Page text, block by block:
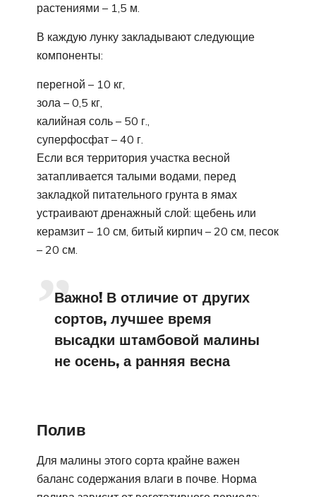
растениями – 1,5 м.
В каждую лунку закладывают следующие
компоненты:
перегной – 10 кг,
зола – 0,5 кг,
калийная соль – 50 г.,
суперфосфат – 40 г.
Если вся территория участка весной
затапливается талыми водами, перед
закладкой питательного грунта в ямах
устраивают дренажный слой: щебень или
керамзит – 10 см, битый кирпич – 20 см, песок
– 20 см.
Важно! В отличие от других
сортов, лучшее время
высадки штамбовой малины
не осень, а ранняя весна
Полив
Для малины этого сорта крайне важен
баланс содержания влаги в почве. Норма